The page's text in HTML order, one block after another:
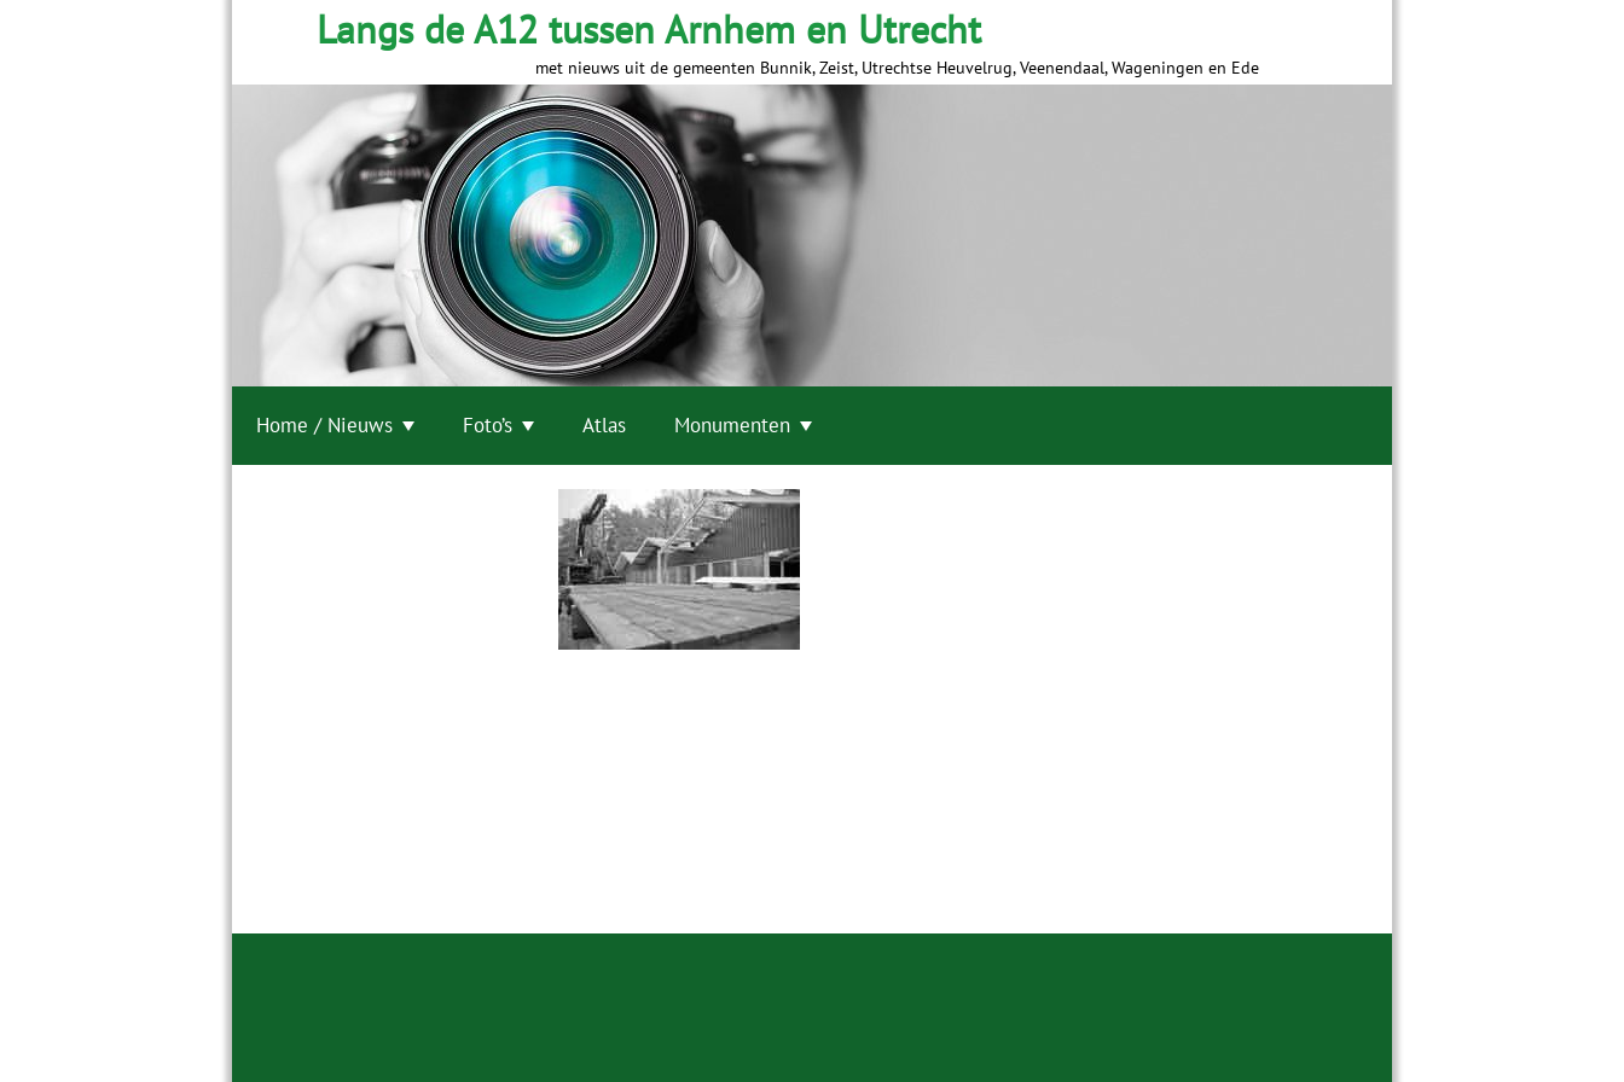
Langs de A12 tussen Arnhem en Utrecht
met nieuws uit de gemeenten Bunnik, Zeist, Utrechtse Heuvelrug, Veenendaal, Wageningen en Ede
Home / Nieuws Foto’s Atlas Monumenten